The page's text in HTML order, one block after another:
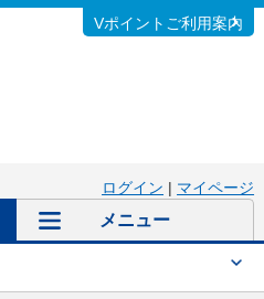
Vポイントご利用案内
ログイン | マイページ
メニュー